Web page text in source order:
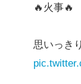
🔥火事🔥
思いっき